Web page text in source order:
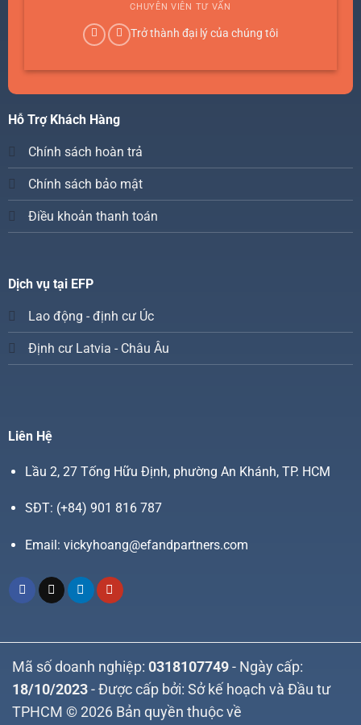
CHUYÊN VIÊN TƯ VẤN
Trở thành đại lý của chúng tôi
Hỗ Trợ Khách Hàng
Chính sách hoàn trả
Chính sách bảo mật
Điều khoản thanh toán
Dịch vụ tại EFP
Lao động - định cư Úc
Định cư Latvia - Châu Âu
Liên Hệ
Lầu 2, 27 Tống Hữu Định, phường An Khánh, TP. HCM
SĐT: (+84) 901 816 787
Email: vickyhoang@efandpartners.com
Mã số doanh nghiệp: 0318107749 - Ngày cấp:
18/10/2023 - Được cấp bởi: Sở kế hoạch và Đầu tư
TPHCM © 2026 Bản quyền thuộc về